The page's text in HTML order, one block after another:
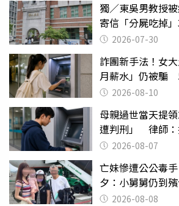
獨／東吳男教授
寄信「分屍吃掉
關 2026-07-30
詐團新手法！女
月薪水」仍被騙
2026-08-10
母親過世當天提
遭判刑」 律師：
2026-08-07
亡妹慘遭公公毒
夕：小舅舅仍到
2026-08-08